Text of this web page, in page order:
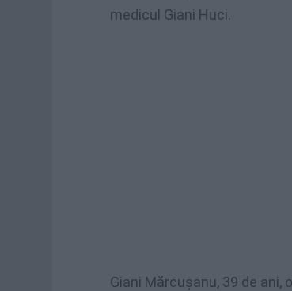
medicul Giani Huci.
Giani Mărcuşanu, 39 de ani,